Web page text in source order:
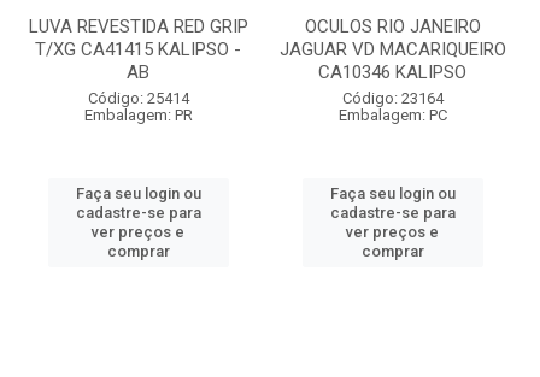
LUVA REVESTIDA RED GRIP
T/XG CA41415 KALIPSO -
AB
Código: 25414
Embalagem: PR
Faça seu login ou
cadastre-se para
ver preços e
comprar
OCULOS RIO JANEIRO
JAGUAR VD MACARIQUEIRO
CA10346 KALIPSO
Código: 23164
Embalagem: PC
Faça seu login ou
cadastre-se para
ver preços e
comprar